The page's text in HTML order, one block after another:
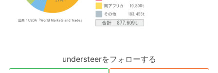
understeerをフォローする